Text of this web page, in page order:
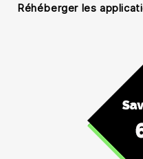
Réhéberger les